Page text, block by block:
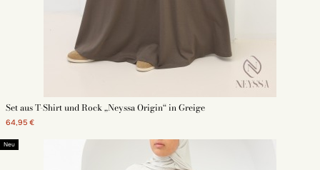
Set aus T-Shirt und Rock „Neyssa Origin“ in Greige
64,95 €
Neu